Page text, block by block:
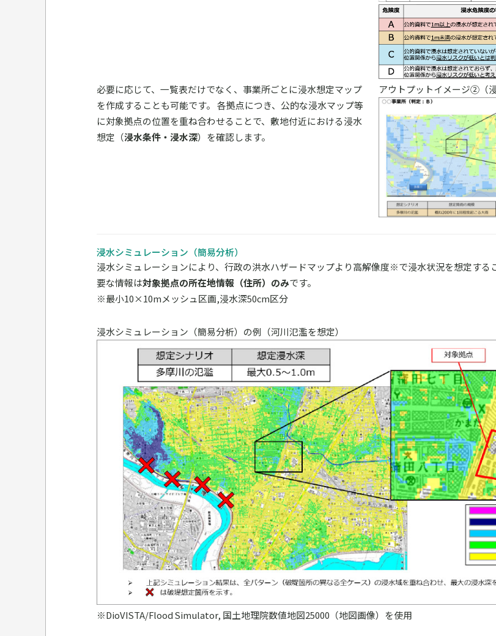
必要に応じて、一覧表だけでなく、事業所ごとに浸水想定マップ
を作成することも可能です。 各拠点につき、公的な浸水マップ等
に対象拠点の位置を重ね合わせることで、敷地付近における浸水
想定（浸水条件・浸水深）を確認します。
アウトプットイメージ②（
浸水シミュレーション（簡易分析）
浸水シミュレーションにより、行政の洪水ハザードマップより高解像度※で浸水状況を想定する
要な情報は対象拠点の所在地情報（住所）のみです。
※最小10×10mメッシュ区画,浸水深50cm区分
浸水シミュレーション（簡易分析）の例（河川氾濫を想定）
※DioVISTA/Flood Simulator, 国土地理院数値地図25000（地図画像）を使用